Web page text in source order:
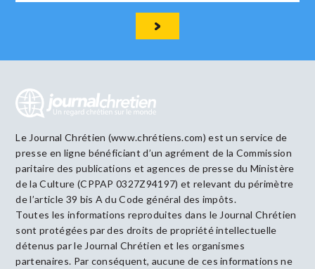
Le Journal Chrétien (www.chrétiens.com) est un service de
presse en ligne bénéficiant d’un agrément de la Commission
paritaire des publications et agences de presse du Ministère
de la Culture (CPPAP 0327Z94197) et relevant du périmètre
de l’article 39 bis A du Code général des impôts.
Toutes les informations reproduites dans le Journal Chrétien
sont protégées par des droits de propriété intellectuelle
détenus par le Journal Chrétien et les organismes
partenaires. Par conséquent, aucune de ces informations ne